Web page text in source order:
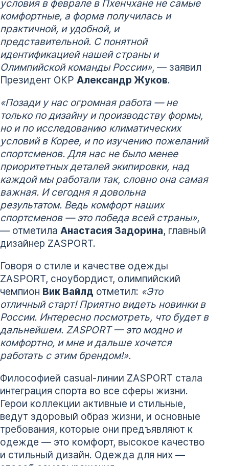
условия в феврале в Пхенчхане не самые
комфортные, а форма получилась и
практичной, и удобной, и
представительной. С понятной
идентификацией нашей страны и
Олимпийской команды России», — заявил
Президент ОКР Александр Жуков.
«Позади у нас огромная работа — не
только по дизайну и производству формы,
но и по исследованию климатических
условий в Корее, и по изучению пожеланий
спортсменов. Для нас не было менее
приоритетных деталей экипировки, над
каждой мы работали так, словно она самая
важная. И сегодня я довольна
результатом. Ведь комфорт наших
спортсменов — это победа всей страны»,
— отметила Анастасия Задорина, главный
дизайнер ZASPORT.
Говоря о стиле и качестве одежды
ZASPORT, сноубордист, олимпийский
чемпион Вик Вайлд отметил: «Это
отличный старт! Приятно видеть новинки в
России. Интересно посмотреть, что будет в
дальнейшем. ZASPORT — это модно и
комфортно, и мне и дальше хочется
работать с этим брендом!».
Философией casual-линии ZASPORT стала
интеграция спорта во все сферы жизни.
Герои коллекции активные и стильные,
ведут здоровый образ жизни, и основные
требования, которые они предъявляют к
одежде — это комфорт, высокое качество
и стильный дизайн. Одежда для них —